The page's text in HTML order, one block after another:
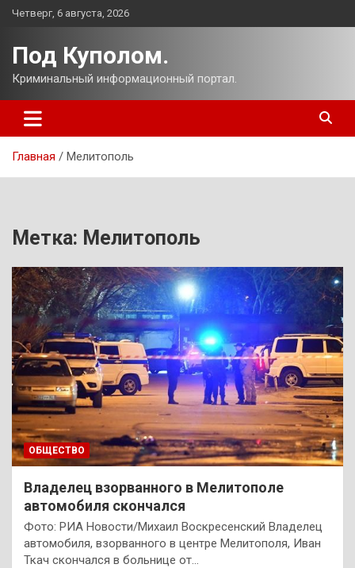
Перейти
Четверг, 6 августа, 2026
Под Куполом.
Криминальный информационный портал.
Главная Мелитополь
Метка: Мелитополь
ОБЩЕСТВО
Владелец взорванного в Мелитополе
автомобиля скончался
Фото: РИА Новости/Михаил Воскресенский Владелец
автомобиля, взорванного в центре Мелитополя, Иван
Ткач скончался в больнице от…